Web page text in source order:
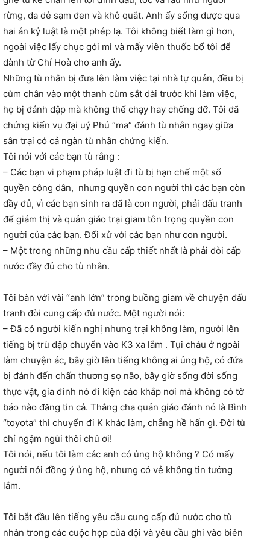
rừng, da dẻ sạm đen và khô quắt. Anh ấy sống được qua
hai án kỷ luật là một phép lạ. Tôi không biết làm gì hơn,
ngoài việc lấy chục gói mì và mấy viên thuốc bổ tôi để
dành từ Chí Hoà cho anh ấy.
Những tù nhân bị đưa lên làm việc tại nhà tự quản, đều bị
cùm chân vào một thanh cùm sắt dài trước khi làm việc,
họ bị đánh đập mà không thể chạy hay chống đỡ. Tôi đã
chứng kiến vụ đại uý Phú “ma” đánh tù nhân ngay giữa
sân trại có cả ngàn tù nhân chứng kiến.
Tôi nói với các bạn tù rằng :
– Các bạn vi phạm pháp luật đi tù bị hạn chế một số
quyền công dân, nhưng quyền con người thì các bạn còn
đầy đủ, vì các bạn sinh ra đã là con người, phải đấu tranh
để giám thị và quản giáo trại giam tôn trọng quyền con
người của các bạn. Đối xử với các bạn như con người.
– Một trong những nhu cầu cấp thiết nhất là phải đòi cấp
nước đầy đủ cho tù nhân.
Tôi bàn với vài “anh lớn” trong buồng giam về chuyện đấu
tranh đòi cung cấp đủ nước. Một người nói:
– Đã có người kiến nghị nhưng trại không làm, người lên
tiếng bị trù dập chuyển vào K3 xa lắm . Tụi cháu ở ngoài
làm chuyện ác, bây giờ lên tiếng không ai ủng hộ, có đứa
bị đánh đến chấn thương sọ não, bây giờ sống đời sống
thực vật, gia đình nó đi kiện cáo khắp nơi mà không có tờ
báo nào đăng tin cả. Thằng cha quản giáo đánh nó là Bình
“toyota” thì chuyển đi K khác làm, chẳng hề hấn gì. Đời tù
chỉ ngậm ngùi thôi chú ơi!
Tôi nói, nếu tôi làm các anh có ủng hộ không ? Có mấy
người nói đồng ý ủng hộ, nhưng có vẻ không tin tưởng
lắm.
Tôi bắt đầu lên tiếng yêu cầu cung cấp đủ nước cho tù
nhân trong các cuộc họp của đội và yêu cầu ghi vào biên